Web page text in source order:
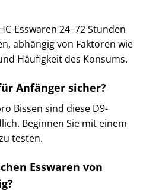
Esswaren 24–72 Stunden
abhängig von Faktoren wie
Häufigkeit des Konsums.
Anfänger sicher?
Bissen sind diese D9-
Beginnen Sie mit einem
testen.
Esswaren von